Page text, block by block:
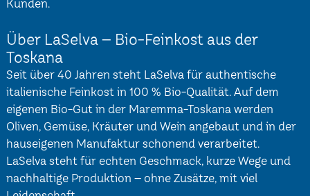
Kunden.
Über LaSelva – Bio-Feinkost aus der
Toskana
Seit über 40 Jahren steht LaSelva für authentische
italienische Feinkost in 100 % Bio-Qualität. Auf dem
eigenen Bio-Gut in der Maremma-Toskana werden
Oliven, Gemüse, Kräuter und Wein angebaut und in der
hauseigenen Manufaktur schonend verarbeitet.
LaSelva steht für echten Geschmack, kurze Wege und
nachhaltige Produktion – ohne Zusätze, mit viel